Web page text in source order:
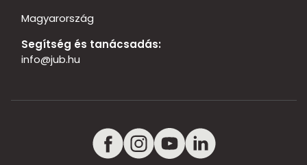
Magyarország
Segítség és tanácsadás:
info@jub.hu